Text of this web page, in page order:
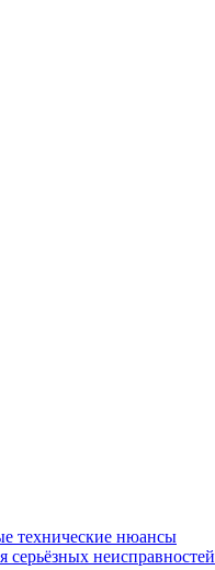
технические нюансы
серьёзных неисправностей